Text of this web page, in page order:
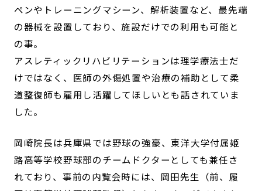
ペンやトレーニングマシーン、解析装置など、最先端
の器械を設置しており、施設だけでの利用も可能と
の事。
アスレティックリハビリテーションは理学療法士だ
けではなく、医師の外傷処置や治療の補助として柔
道整復師も雇用し活躍してほしいとも話されていま
した。
岡崎院長は兵庫県では野球の強豪、東洋大学付属姫
路高等学校野球部のチームドクターとしても兼任さ
れており、事前の内覧会時には、岡田先生（前、履